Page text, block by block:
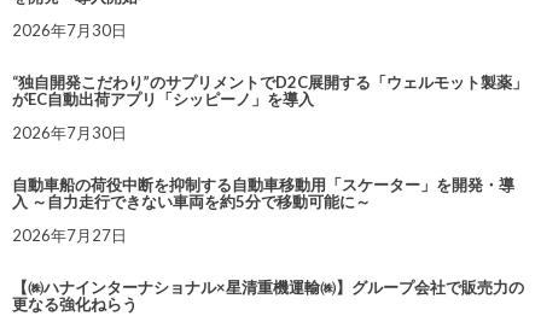
2026年7月30日
“独自開発こだわり”のサプリメントでD2C展開する「ウェルモット製薬」
がEC自動出荷アプリ「シッピーノ」を導入
2026年7月30日
自動車船の荷役中断を抑制する自動車移動用「スケーター」を開発・導
入 ～自力走行できない車両を約5分で移動可能に～
2026年7月27日
【㈱ハナインターナショナル×星清重機運輸㈱】グループ会社で販売力の
更なる強化ねらう